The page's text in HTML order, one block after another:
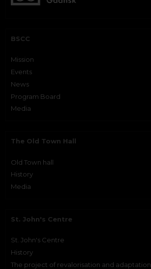
BSCC
Mission
Events
News
Program Board
Media
The Old Town Hall
Old Town hall
History
Media
St. John's Centre
St. John's Centre
History
The project of revalorisation and adaptation